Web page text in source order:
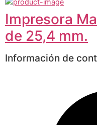
Impresora
de 25,4 mm.
Información de